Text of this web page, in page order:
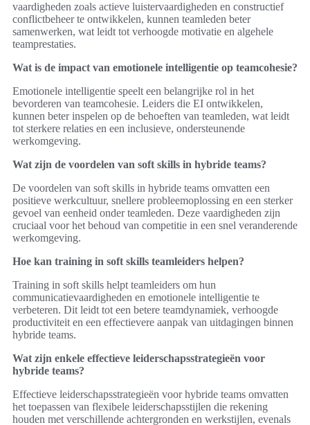
vaardigheden zoals actieve luistervaardigheden en constructief
conflictbeheer te ontwikkelen, kunnen teamleden beter
samenwerken, wat leidt tot verhoogde motivatie en algehele
teamprestaties.
Wat is de impact van emotionele intelligentie op teamcohesie?
Emotionele intelligentie speelt een belangrijke rol in het
bevorderen van teamcohesie. Leiders die EI ontwikkelen,
kunnen beter inspelen op de behoeften van teamleden, wat leidt
tot sterkere relaties en een inclusieve, ondersteunende
werkomgeving.
Wat zijn de voordelen van soft skills in hybride teams?
De voordelen van soft skills in hybride teams omvatten een
positieve werkcultuur, snellere probleemoplossing en een sterker
gevoel van eenheid onder teamleden. Deze vaardigheden zijn
cruciaal voor het behoud van competitie in een snel veranderende
werkomgeving.
Hoe kan training in soft skills teamleiders helpen?
Training in soft skills helpt teamleiders om hun
communicatievaardigheden en emotionele intelligentie te
verbeteren. Dit leidt tot een betere teamdynamiek, verhoogde
productiviteit en een effectievere aanpak van uitdagingen binnen
hybride teams.
Wat zijn enkele effectieve leiderschapsstrategieën voor
hybride teams?
Effectieve leiderschapsstrategieën voor hybride teams omvatten
het toepassen van flexibele leiderschapsstijlen die rekening
houden met verschillende achtergronden en werkstijlen, evenals